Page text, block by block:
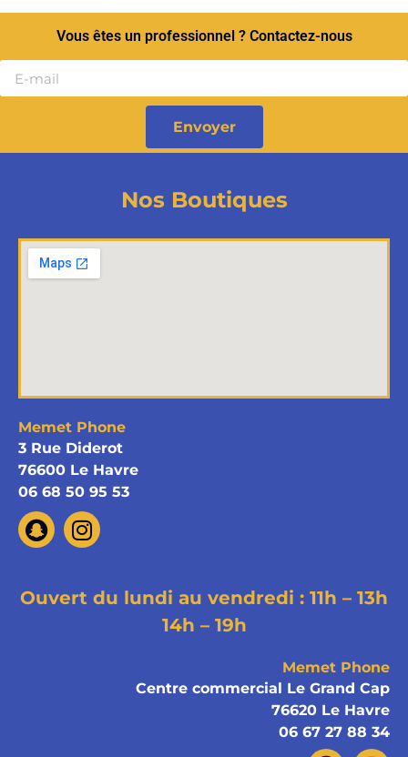
Vous êtes un professionnel ? Contactez-nous
Envoyer
Nos Boutiques
Memet Phone
3 Rue Diderot
76600 Le Havre
06 68 50 95 53
Ouvert du lundi au vendredi : 11h – 13h
14h – 19h
Memet Phone
Centre commercial Le Grand Cap
76620 Le Havre
06 67 27 88 34